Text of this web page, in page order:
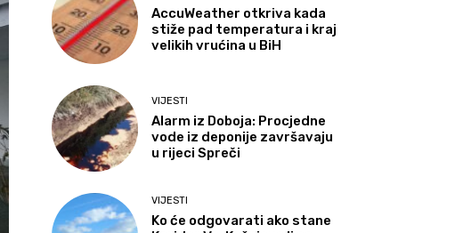
AccuWeather otkriva kada
stiže pad temperatura i kraj
velikih vrućina u BiH
VIJESTI
Alarm iz Doboja: Procjedne
vode iz deponije završavaju
u rijeci Spreči
VIJESTI
Ko će odgovarati ako stane